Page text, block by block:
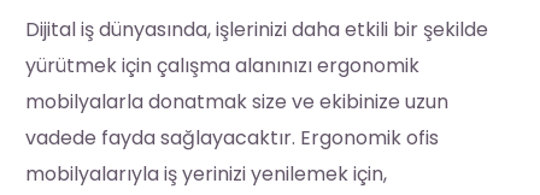
Dijital iş dünyasında, işlerinizi daha etkili bir şekilde
yürütmek için çalışma alanınızı ergonomik
mobilyalarla donatmak size ve ekibinize uzun
vadede fayda sağlayacaktır. Ergonomik ofis
mobilyalarıyla iş yerinizi yenilemek için,